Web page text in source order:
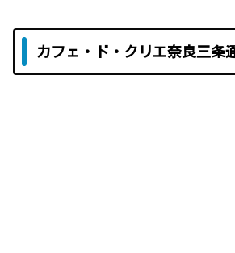
カフェ・ド・クリエ奈良三条